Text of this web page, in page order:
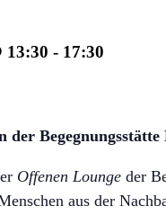
13:30 - 17:30
der
Offenen Lounge der
aus der